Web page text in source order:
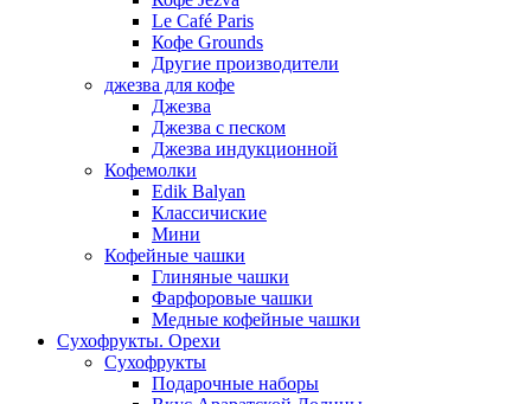
Le Café Paris
Кофе Grounds
Другие производители
джезва для кофе
Джезва
Джезва с песком
Джезва индукционной
Кофемолки
Edik Balyan
Классичиские
Мини
Кофейные чашки
Глиняные чашки
Фарфоровые чашки
Медные кофейные чашки
Сухофрукты. Орехи
Сухофрукты
Подарочные наборы